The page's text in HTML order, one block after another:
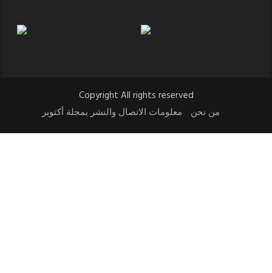
Copyright All rights reserved
من نحن
معلومات الاتصال والنشر بمجلة أكتوبر